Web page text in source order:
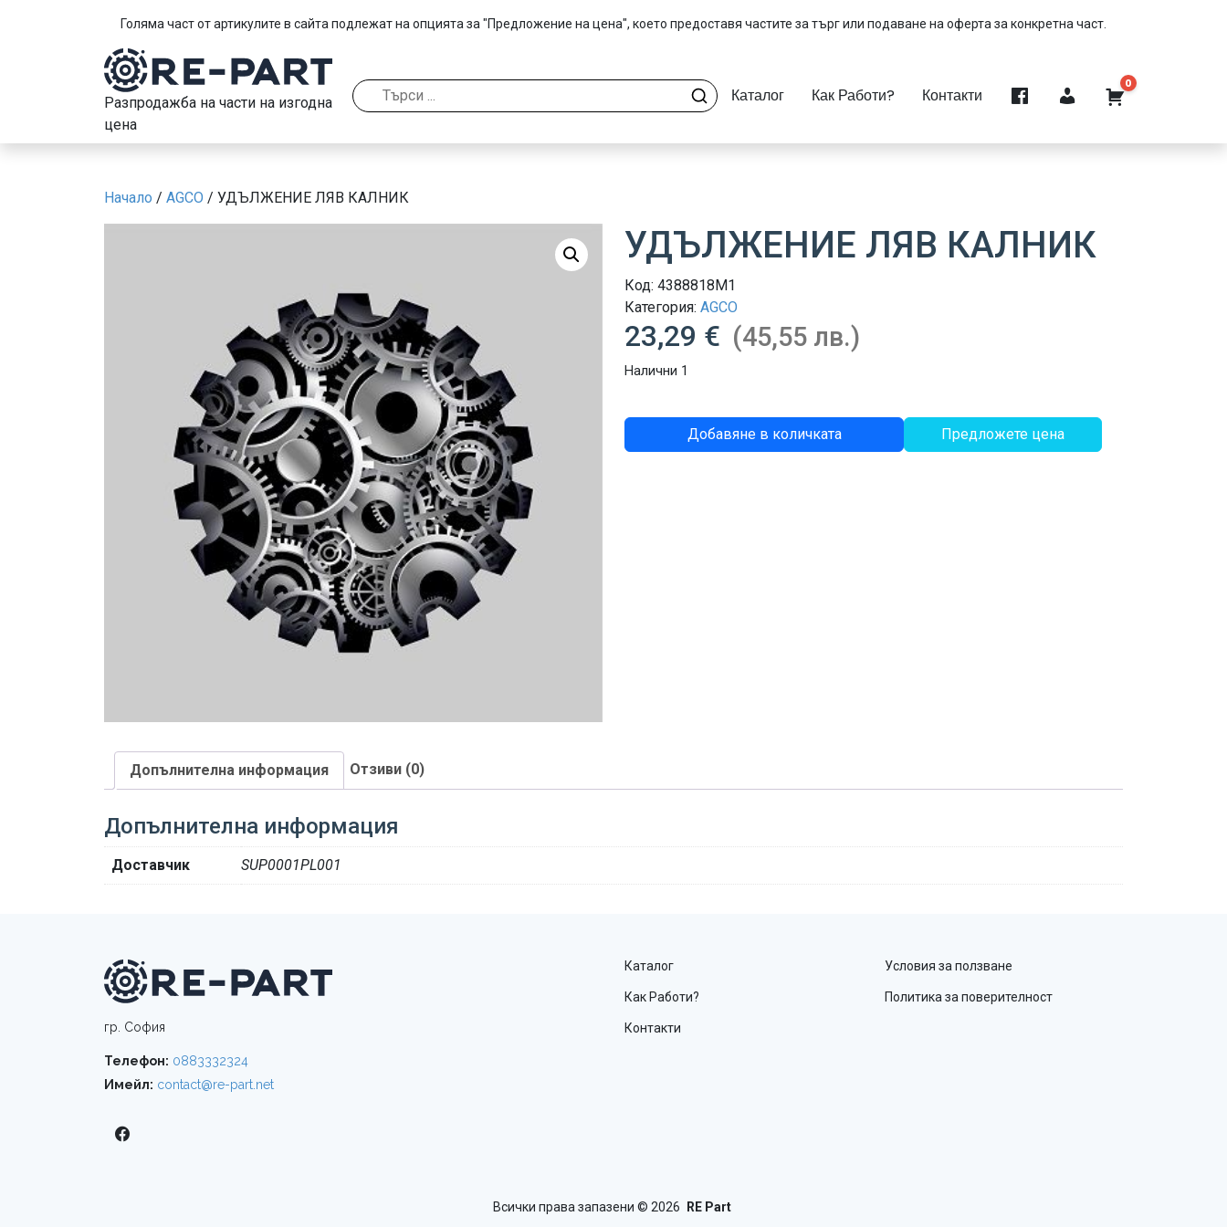
Голяма част от артикулите в сайта подлежат на опцията за "Предложение на цена", което предоставя частите за търг или подаване на оферта за конкретна част.
Разпродажба на части на изгодна
цена
Каталог Как Работи? Контакти
0
Начало / AGCO / УДЪЛЖЕНИЕ ЛЯВ КАЛНИК
УДЪЛЖЕНИЕ ЛЯВ КАЛНИК
Код: 4388818M1
Категория: AGCO
23,29 € (45,55 лв.)
Налични 1
количество
за
Добавяне в количката Предложете цена
Допълнителна информация Отзиви (0)
Допълнителна информация
Доставчик SUP0001PL001
гр. София
Телефон: 0883332324
Имейл: contact@re-part.net
Каталог
Как Работи?
Контакти
Условия за ползване
Политика за поверителност
Всички права запазени © 2026 RE Part